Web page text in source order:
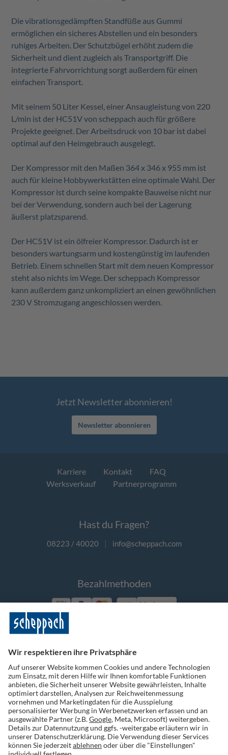
Die vibrationsgedämpften Standfüße aus Gummi
ermöglichen ein sicheres Abstellen und ein besonders
ruhiges Arbeiten. Der Schutzbügel erhöht zudem die
Sicherheit und dient zugleich als Transportgriff. Die
integrierte Fahrvorrichtung sorgt außerdem für einen
einfachen Transport.
Mit seinem 50 Liter Kessel, einer Ansaugleistung von 220
L/min ist der HC51V von scheppach auch für größere
Projekte geeignet. Der Arbeitsdruck von 10 bar ist dabei
optimal auf den Heimgebrauch ausgelegt.
Der Kompressor mit den Maßen 364 x 346 x 955 mm ist
auch für kleine Hobbywerkstätten eine optimale Wahl. Der
Kompressor ist durch seine kompakte Bauweise nicht nur
bei der Verwendung, sondern auch bei der Lagerung
äußerst platzsparend.
Der HC51V ist ein ölfreier Kompressor. Dadurch ist er
besonders wartungsarm und kostengünstig im laufenden
Betrieb. Einem schnellen Start mit dem neuen Kompressor
steht also nichts im Wege. Der scheppach Kompressor
kann außerdem ganz unkompliziert an einen gewöhnlichen
230 V Stromzugang angeschlossen werden.
Jetzt Newsletter abonnieren!
Newsletter abonnieren
Karriere Kontakt
FAQ
Werksverkauf
Partnerprogramm
Hast du Fragen?
08223 / 40020 | info@scheppach.com
Bezahlmethoden
Vorkasse
Folge uns auf Social Media